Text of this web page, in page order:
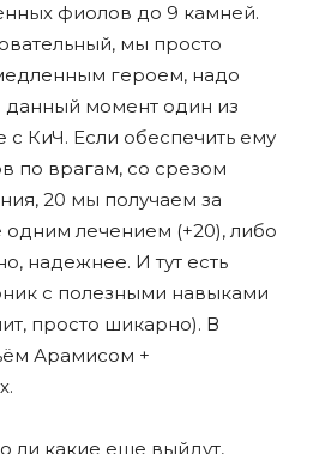
фиолов до 9 камней.
мы просто
героем, надо
данный момент один из
КиЧ. Если обеспечить ему
по врагам, со срезом
20 мы получаем за
лечением (+20), либо
надежнее. И тут есть
с полезными навыками
просто шикарно). В
Арамисом +
ли какие еще выйдут,